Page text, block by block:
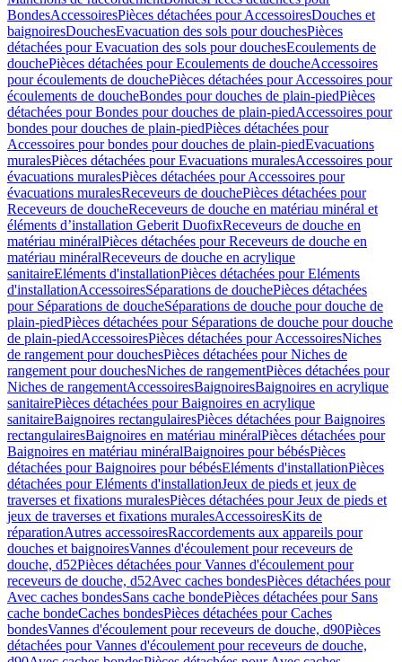
BondesAccessoiresPièces détachées pour AccessoiresDouches et
baignoiresDouchesEvacuation des sols pour douchesPièces
détachées pour Evacuation des sols pour douchesEcoulements de
douchePièces détachées pour Ecoulements de doucheAccessoires
pour écoulements de douchePièces détachées pour Accessoires pour
écoulements de doucheBondes pour douches de plain-piedPièces
détachées pour Bondes pour douches de plain-piedAccessoires pour
bondes pour douches de plain-piedPièces détachées pour
Accessoires pour bondes pour douches de plain-piedEvacuations
muralesPièces détachées pour Evacuations muralesAccessoires pour
évacuations muralesPièces détachées pour Accessoires pour
évacuations muralesReceveurs de douchePièces détachées pour
Receveurs de doucheReceveurs de douche en matériau minéral et
éléments d’installation Geberit DuofixReceveurs de douche en
matériau minéralPièces détachées pour Receveurs de douche en
matériau minéralReceveurs de douche en acrylique
sanitaireEléments d'installationPièces détachées pour Eléments
d'installationAccessoiresSéparations de douchePièces détachées
pour Séparations de doucheSéparations de douche pour douche de
plain-piedPièces détachées pour Séparations de douche pour douche
de plain-piedAccessoiresPièces détachées pour AccessoiresNiches
de rangement pour douchesPièces détachées pour Niches de
rangement pour douchesNiches de rangementPièces détachées pour
Niches de rangementAccessoiresBaignoiresBaignoires en acrylique
sanitairePièces détachées pour Baignoires en acrylique
sanitaireBaignoires rectangulairesPièces détachées pour Baignoires
rectangulairesBaignoires en matériau minéralPièces détachées pour
Baignoires en matériau minéralBaignoires pour bébésPièces
détachées pour Baignoires pour bébésEléments d'installationPièces
détachées pour Eléments d'installationJeux de pieds et jeux de
traverses et fixations muralesPièces détachées pour Jeux de pieds et
jeux de traverses et fixations muralesAccessoiresKits de
réparationAutres accessoiresRaccordements aux appareils pour
douches et baignoiresVannes d'écoulement pour receveurs de
douche, d52Pièces détachées pour Vannes d'écoulement pour
receveurs de douche, d52Avec caches bondesPièces détachées pour
Avec caches bondesSans cache bondePièces détachées pour Sans
cache bondeCaches bondesPièces détachées pour Caches
bondesVannes d'écoulement pour receveurs de douche, d90Pièces
détachées pour Vannes d'écoulement pour receveurs de douche,